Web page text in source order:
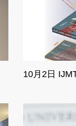
10月2日